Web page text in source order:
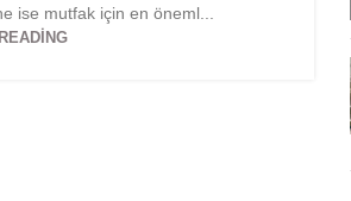
ise mutfak için en öneml...